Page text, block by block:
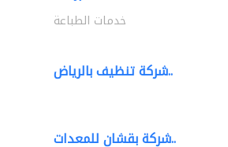
خدمات الطباعة
شركة تنظيف بالرياض..
شركة بقشان للمعدات..